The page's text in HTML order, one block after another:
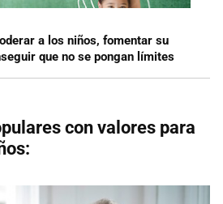
a los niños, fomentar su
que no se pongan límites
con valores para